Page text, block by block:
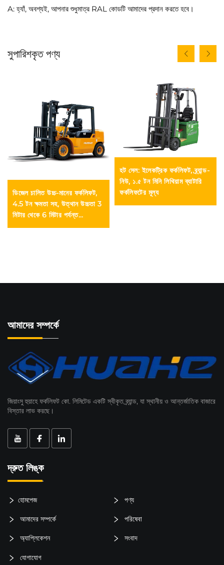
A: হ্যাঁ, অবশ্যই, আপনার শুধুমাত্র RAL কোডটি আমাদের প্রদান করতে হবে।
সুপারিশকৃত পণ্য
ডিজেল চালিত উচ্চ-মানের ফর্কলিফট,
4.5 টন ক্ষমতা সহ, উত্থান উচ্চতা 3
মিটার থেকে 6 মিটার পর্যন্ত
সামঞ্জস্যযোগ্য, টেকসই ও বিশ্বস্ত,
হট সেল: ইলেকট্রিক ফর্কলিফট, ব্র্যান্ড-
নিউ, ১.৫ টন মিনি লিথিয়াম ব্যাটারি
ফর্কলিফটের মূল্য
আমাদের সম্পর্কে
জিয়াংসু হুয়াহে ফর্কলিফট কো. লিমিটেড একটি স্বীকৃত ব্র্যান্ড, যা স্থানীয় ও আন্তর্জাতিক বাজারে
বিস্তার লাভ করছে।
দ্রুত লিঙ্ক
হোমপেজ পণ্য
আমাদের সম্পর্কে পরিষেবা
অ্যাপ্লিকেশন সংবাদ
যোগাযোগ